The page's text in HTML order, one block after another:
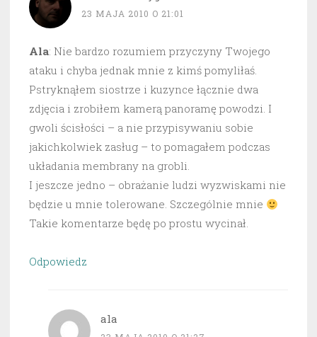
23 MAJA 2010 O 21:01
Ala: Nie bardzo rozumiem przyczyny Twojego
ataku i chyba jednak mnie z kimś pomyliłaś.
Pstryknąłem siostrze i kuzynce łącznie dwa
zdjęcia i zrobiłem kamerą panoramę powodzi. I
gwoli ścisłości – a nie przypisywaniu sobie
jakichkolwiek zasług – to pomagałem podczas
układania membrany na grobli.
I jeszcze jedno – obrażanie ludzi wyzwiskami nie
będzie u mnie tolerowane. Szczególnie mnie
Takie komentarze będę po prostu wycinał.
Odpowiedz
ala